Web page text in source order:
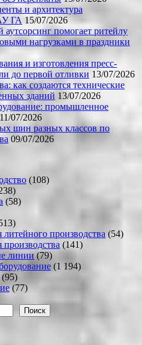
и архитектура
ГА 15/07/2026
помогает ритейлу
нагрузками в праздники
и изготовления пресс-
до первой отливки 13/07/2026
как создаются технические
зданий 13/07/2026
промышленное
11/07/2026
шин разных классов по
09/07/2026
(108)
(58)
производства (54)
(141)
линии(79)
(1 194)
(95)
(77)
Поиск